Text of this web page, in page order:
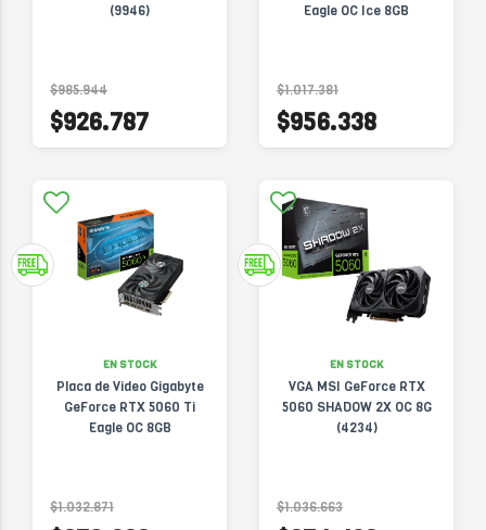
(9946)
$985.944
$926.787
Eagle OC Ice 8GB
$1.017.381
$956.338
EN STOCK
Placa de Video Gigabyte
GeForce RTX 5060 Ti
Eagle OC 8GB
$1.032.871
EN STOCK
VGA MSI GeForce RTX
5060 SHADOW 2X OC 8G
(4234)
$1.036.663